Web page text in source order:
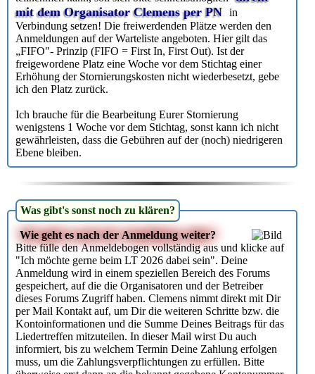
mit dem Organisator Clemens per PN in
Verbindung setzen! Die freiwerdenden Plätze werden den
Anmeldungen auf der Warteliste angeboten. Hier gilt das
„FIFO"- Prinzip (FIFO = First In, First Out). Ist der
freigewordene Platz eine Woche vor dem Stichtag einer
Erhöhung der Stornierungskosten nicht wiederbesetzt, gebe
ich den Platz zurück.
Ich brauche für die Bearbeitung Eurer Stornierung
wenigstens 1 Woche vor dem Stichtag, sonst kann ich nicht
gewährleisten, dass die Gebühren auf der (noch) niedrigeren
Ebene bleiben.
Was gibt's sonst noch zu klären?
Wie geht es nach der Anmeldung weiter?
Bitte fülle den Anmeldebogen vollständig aus und klicke auf
"Ich möchte gerne beim LT 2026 dabei sein". Deine
Anmeldung wird in einem speziellen Bereich des Forums
gespeichert, auf die die Organisatoren und der Betreiber
dieses Forums Zugriff haben. Clemens nimmt direkt mit Dir
per Mail Kontakt auf, um Dir die weiteren Schritte bzw. die
Kontoinformationen und die Summe Deines Beitrags für das
Liedertreffen mitzuteilen. In dieser Mail wirst Du auch
informiert, bis zu welchem Termin Deine Zahlung erfolgen
muss, um die Zahlungsverpflichtungen zu erfüllen. Bitte